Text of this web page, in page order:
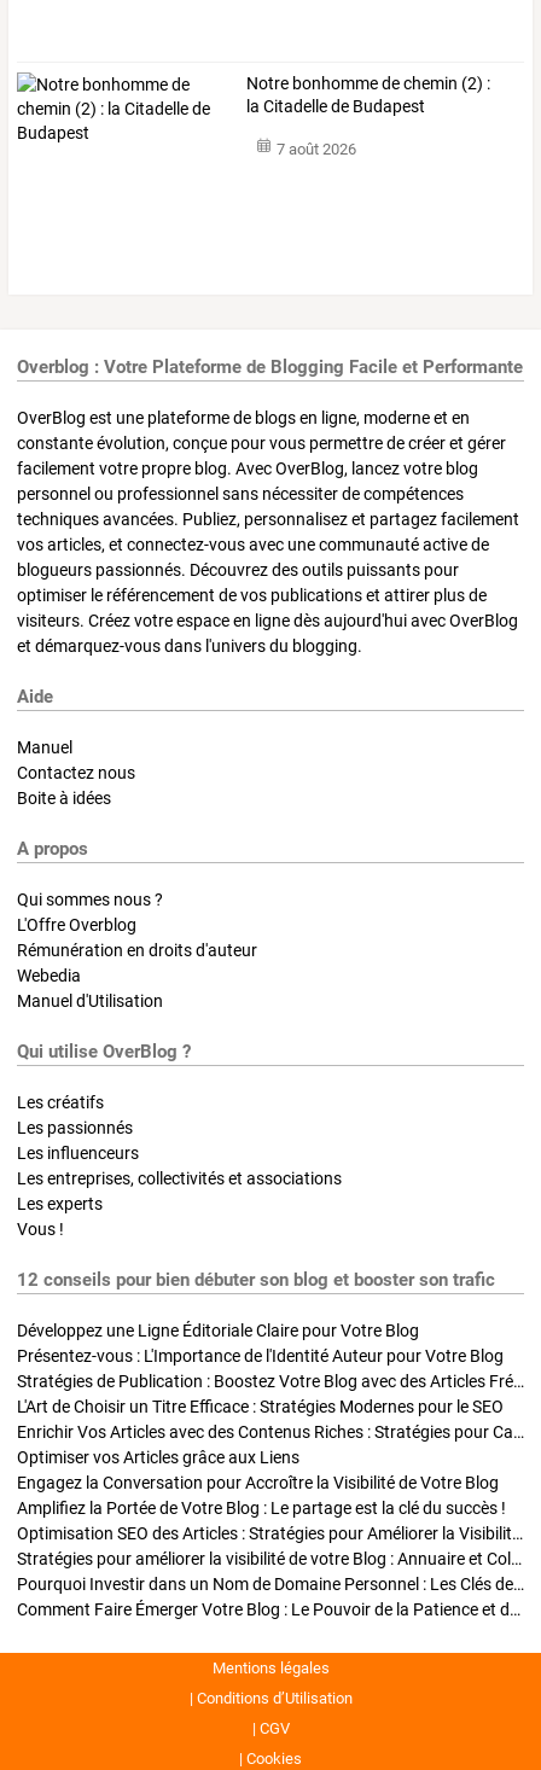
Notre bonhomme de chemin (2) :
la Citadelle de Budapest
7 août 2026
Overblog : Votre Plateforme de Blogging Facile et Performante
OverBlog est une plateforme de blogs en ligne, moderne et en
constante évolution, conçue pour vous permettre de créer et gérer
facilement votre propre blog. Avec OverBlog, lancez votre blog
personnel ou professionnel sans nécessiter de compétences
techniques avancées. Publiez, personnalisez et partagez facilement
vos articles, et connectez-vous avec une communauté active de
blogueurs passionnés. Découvrez des outils puissants pour
optimiser le référencement de vos publications et attirer plus de
visiteurs. Créez votre espace en ligne dès aujourd'hui avec OverBlog
et démarquez-vous dans l'univers du blogging.
Aide
Manuel
Contactez nous
Boite à idées
A propos
Qui sommes nous ?
L'Offre Overblog
Rémunération en droits d'auteur
Webedia
Manuel d'Utilisation
Qui utilise OverBlog ?
Les créatifs
Les passionnés
Les influenceurs
Les entreprises, collectivités et associations
Les experts
Vous !
12 conseils pour bien débuter son blog et booster son trafic
Développez une Ligne Éditoriale Claire pour Votre Blog
Présentez-vous : L'Importance de l'Identité Auteur pour Votre Blog
Stratégies de Publication : Boostez Votre Blog avec des Articles Fréquents et Exclusifs
L'Art de Choisir un Titre Efficace : Stratégies Modernes pour le SEO
Enrichir Vos Articles avec des Contenus Riches : Stratégies pour Captiver et Optimiser
Optimiser vos Articles grâce aux Liens
Engagez la Conversation pour Accroître la Visibilité de Votre Blog
Amplifiez la Portée de Votre Blog : Le partage est la clé du succès !
Optimisation SEO des Articles : Stratégies pour Améliorer la Visibilité de Votre Blog
Stratégies pour améliorer la visibilité de votre Blog : Annuaire et Collaborations
Pourquoi Investir dans un Nom de Domaine Personnel : Les Clés de la Réussite de Votre Blog
Comment Faire Émerger Votre Blog : Le Pouvoir de la Patience et de la Persévérance
Mentions légales
Conditions d’Utilisation
CGV
Cookies